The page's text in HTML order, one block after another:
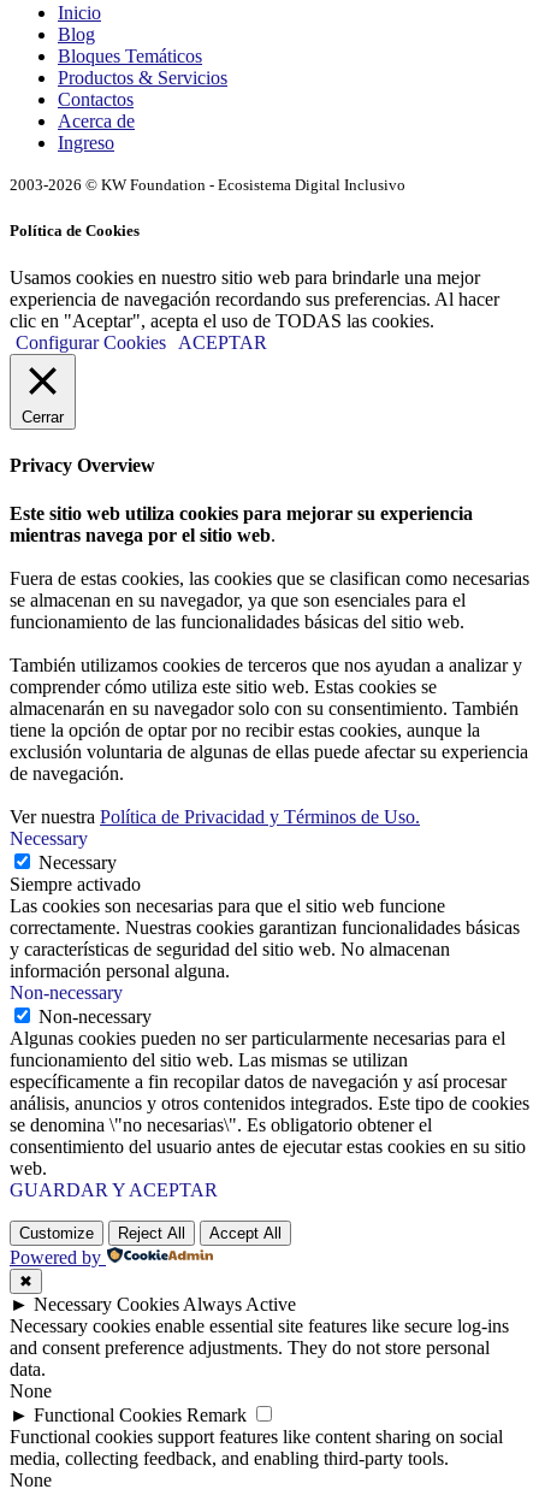
Inicio
Blog
Bloques Temáticos
Productos & Servicios
Contactos
Acerca de
Ingreso
2003-2026 © KW Foundation - Ecosistema Digital Inclusivo
Política de Cookies
Usamos cookies en nuestro sitio web para brindarle una mejor
experiencia de navegación recordando sus preferencias. Al hacer
clic en "Aceptar", acepta el uso de TODAS las cookies.
Configurar Cookies
ACEPTAR
Cerrar
Privacy Overview
Este sitio web utiliza cookies para mejorar su experiencia
mientras navega por el sitio web.
Fuera de estas cookies, las cookies que se clasifican como necesarias
se almacenan en su navegador, ya que son esenciales para el
funcionamiento de las funcionalidades básicas del sitio web.
También utilizamos cookies de terceros que nos ayudan a analizar y
comprender cómo utiliza este sitio web. Estas cookies se
almacenarán en su navegador solo con su consentimiento. También
tiene la opción de optar por no recibir estas cookies, aunque la
exclusión voluntaria de algunas de ellas puede afectar su experiencia
de navegación.
Ver nuestra Política de Privacidad y Términos de Uso.
Necessary
Necessary
Siempre activado
Las cookies son necesarias para que el sitio web funcione
correctamente. Nuestras cookies garantizan funcionalidades básicas
y características de seguridad del sitio web. No almacenan
información personal alguna.
Non-necessary
Non-necessary
Algunas cookies pueden no ser particularmente necesarias para el
funcionamiento del sitio web. Las mismas se utilizan
específicamente a fin recopilar datos de navegación y así procesar
análisis, anuncios y otros contenidos integrados. Este tipo de cookies
se denomina \"no necesarias\". Es obligatorio obtener el
consentimiento del usuario antes de ejecutar estas cookies en su sitio
web.
GUARDAR Y ACEPTAR
Customize Reject All Accept All
Powered by
✖
► Necessary Cookies Always Active
Necessary cookies enable essential site features like secure log-ins
and consent preference adjustments. They do not store personal
data.
None
► Functional Cookies Remark
Functional cookies support features like content sharing on social
media, collecting feedback, and enabling third-party tools.
None